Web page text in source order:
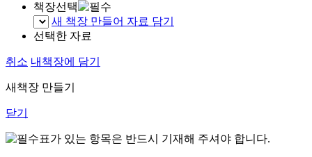
책장선택
새 책장 만들어 자료 담기
선택한 자료
취소 내책장에 담기
새책장 만들기
닫기
표가 있는 항목은 반드시 기재해 주셔야 합니다.